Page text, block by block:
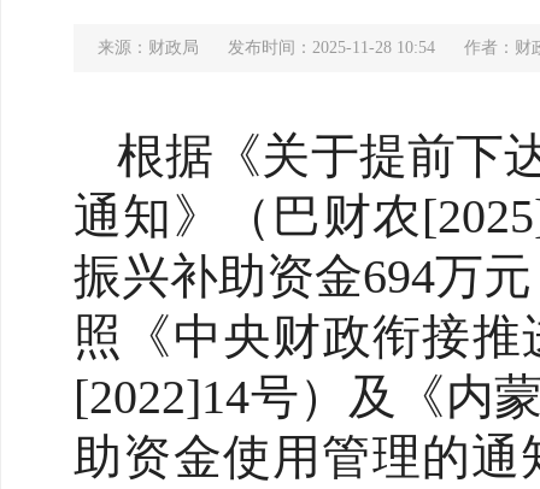
来源：财政局 发布时间：2025-11-28 10:54 作者：财
根据《关于提前下
通知》（巴财农
振兴补助资金694万
照《中央财政衔接
[2022]14号）及《内
助资金使用管理的通